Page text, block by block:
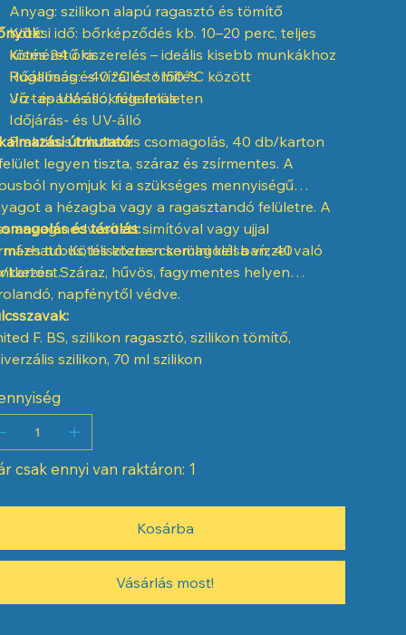
Anyag: szilikon alapú ragasztó és tömítő
Kötési idő: bőrképződés kb. 10–20 perc, teljes
kötés 24 óra
Hőállóság: -40 °C és +150 °C között
Víz- és UV-álló, rugalmas
Kisméretű kiszerelés – ideális kisebb munkákhoz
Rugalmas és vízálló tömítés
Jó tapadás sokféle felületen
Időjárás- és UV-álló
Praktikus bliszteres csomagolás, 40 db/karton
útmutató:
legyen tiszta, száraz és zsírmentes. A
nyomjuk ki a szükséges mennyiségű
a hézagba vagy a ragasztandó felületre. A
anyag nedvesített simítóval vagy ujjal
Kötés közben kerülni kell a vízzel való
és tárolás:
ml-es tubus, bliszteres csomagolásban, 40
karton. Száraz, hűvös, fagymentes helyen
napfénytől védve.
F. BS, szilikon ragasztó, szilikon tömítő,
szilikon, 70 ml szilikon
csak ennyi van raktáron: 1
Kosárba
Vásárlás most!